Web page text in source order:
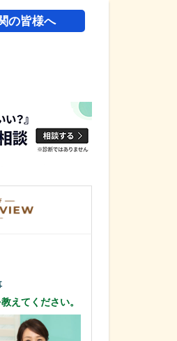
の皆様へ
えてください。